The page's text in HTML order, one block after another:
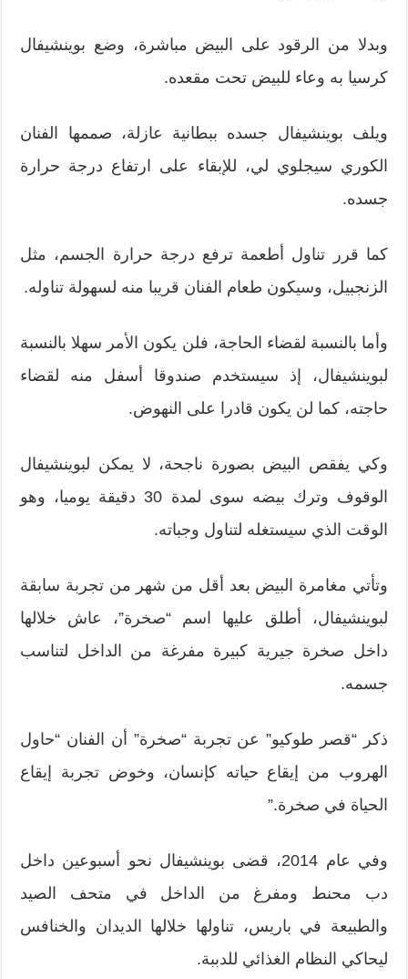
وبدلا من الرقود على البيض مباشرة، وضع بوينشيفال
كرسيا به وعاء للبيض تحت مقعده.
ويلف بوينشيفال جسده ببطانية عازلة، صممها الفنان
الكوري سيجلوي لي، للإبقاء على ارتفاع درجة حرارة
جسده.
كما قرر تناول أطعمة ترفع درجة حرارة الجسم، مثل
الزنجبيل، وسيكون طعام الفنان قريبا منه لسهولة تناوله.
وأما بالنسبة لقضاء الحاجة، فلن يكون الأمر سهلا بالنسبة
لبوينشيفال، إذ سيستخدم صندوقا أسفل منه لقضاء
حاجته، كما لن يكون قادرا على النهوض.
وكي يفقص البيض بصورة ناجحة، لا يمكن لبوينشيفال
الوقوف وترك بيضه سوى لمدة 30 دقيقة يوميا، وهو
الوقت الذي سيستغله لتناول وجباته.
وتأتي مغامرة البيض بعد أقل من شهر من تجربة سابقة
لبوينشيفال، أطلق عليها اسم “صخرة”، عاش خلالها
داخل صخرة جيرية كبيرة مفرغة من الداخل لتناسب
جسمه.
ذكر “قصر طوكيو” عن تجربة “صخرة” أن الفنان “حاول
الهروب من إيقاع حياته كإنسان، وخوض تجربة إيقاع
الحياة في صخرة.”
وفي عام 2014، قضى بوينشيفال نحو أسبوعين داخل
دب محنط ومفرغ من الداخل في متحف الصيد
والطبيعة في باريس، تناولها خلالها الديدان والخنافس
ليحاكي النظام الغذائي للدببة.